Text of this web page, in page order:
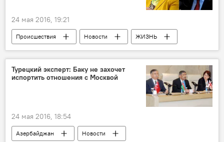
24 мая 2016, 19:21
Происшествия Новости
ЖИЗНЬ
Нидерланды
Лейла Юнус
Ариф Юнус
Политическое убежище
Турецкий эксперт: Баку не захочет
испортить отношения с Москвой
24 мая 2016, 18:54
Азербайджан Новости